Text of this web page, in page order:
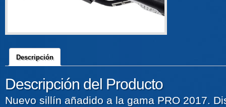
Descripción
Descripción del Producto
Nuevo sillín añadido a la gama PRO 2017.